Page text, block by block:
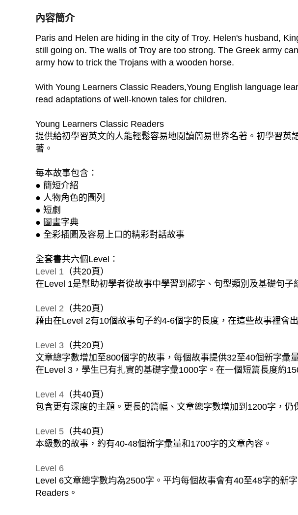
內容簡介
Paris and Helen are hiding in the city of Troy. Helen's husband,
still going on. The walls of Troy are too strong. The Greek army
army how to trick the Trojans with a wooden horse.
With Young Learners Classic Readers,Young English language
read adaptations of well-known tales for children.
Young Learners Classic Readers
提供給初學習英文的人能輕鬆容易地閱讀簡易世界名著。初學習
著。
每本故事包含：
● 簡短介紹
● 人物角色的圖列
● 短劇
● 圖畫字典
● 全彩插圖及容易上口的精彩對話故事
全套書共六個Level：
Level 1 （共20頁）
在Level 1是幫助初學者從故事中學習到認字、句型類別及基礎句子
Level 2 （共20頁）
藉由在Level 2有10個故事句子約4-6個字的長度，在這些故事裡會
Level 3 （共20頁）
文章總字數增加至800個字的故事，每個故事提供32至40個新字彙
在Level 3，學生已有扎實的基礎字彙1000字。在一個短篇長度約
Level 4 （共40頁）
包含更有深度的主題。更長的篇幅、文章總字數增加到1200字，仍
Level 5 （共40頁）
本級數的故事，約有40-48個新字彙量和1700字的文章內容。
Level 6
Level 6文章總字數均為2500字。平均每個故事會有40至48字的新
Readers。